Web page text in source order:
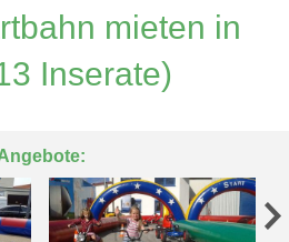
mieten in
Inserate)